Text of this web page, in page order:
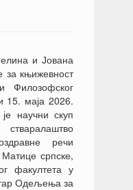
и Јована
за књижевност
15. маја 2026.
научни скуп
речи
српске,
факултета у
Одељења за